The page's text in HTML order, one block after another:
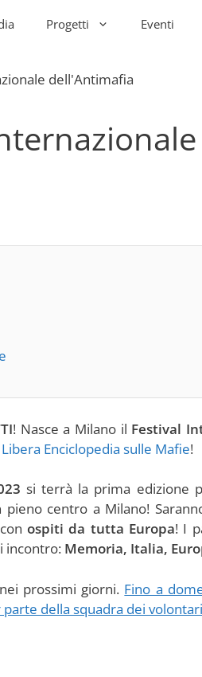
Progetti Eventi
! Nasce a Milano il Festival
Enciclopedia sulle Mafie!
si terrà la prima edizione
pieno centro a Milano!
ospiti da tutta Europa! I
incontro: Memoria, Italia,
prossimi giorni. Fino a
della squadra dei volontari